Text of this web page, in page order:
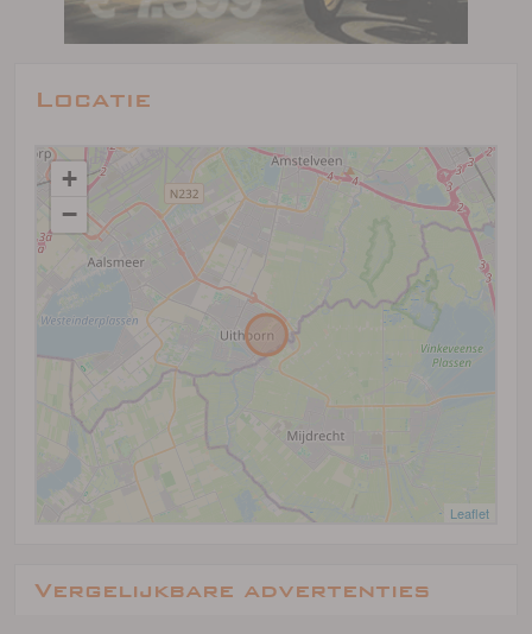
Locatie
+
−
Leaflet
Vergelijkbare advertenties